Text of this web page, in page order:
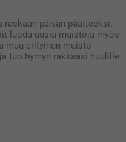
päivän päätteeksi.
luoda uusia muistoja myös
muu erityinen muisto
tuo hymyn rakkaasi huulille.